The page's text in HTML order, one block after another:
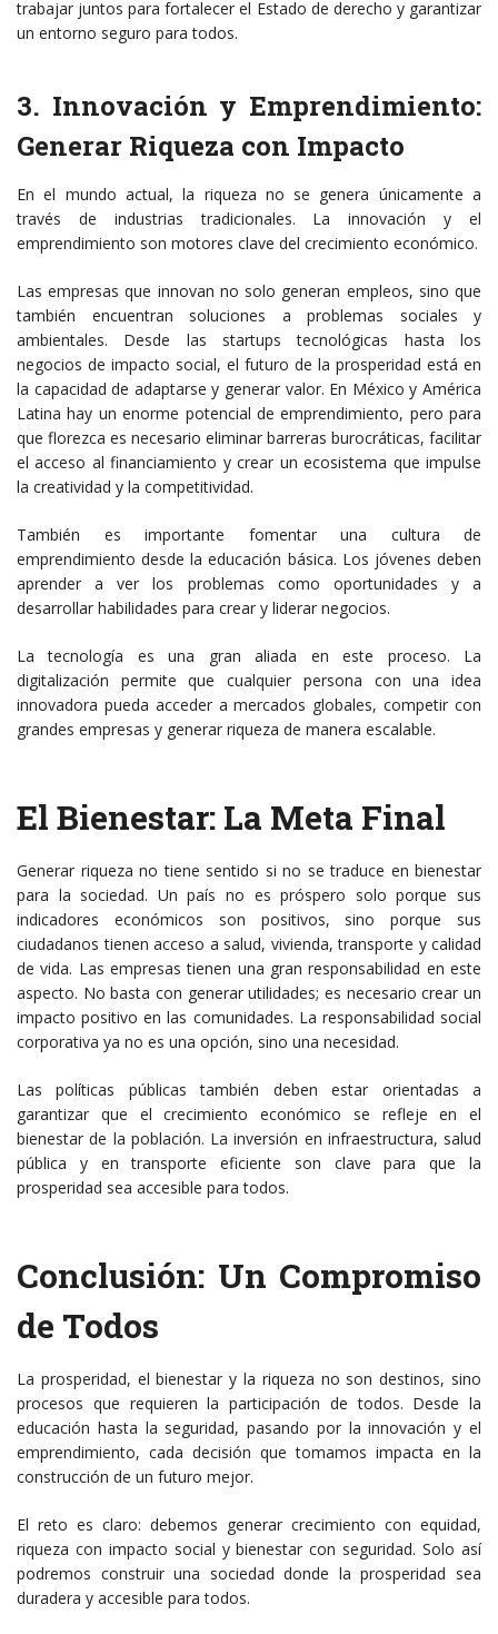
trabajar juntos para fortalecer el Estado de derecho y garantizar
un entorno seguro para todos.
3. Innovación y Emprendimiento:
Generar Riqueza con Impacto
En el mundo actual, la riqueza no se genera únicamente a
través de industrias tradicionales. La innovación y el
emprendimiento son motores clave del crecimiento económico.
Las empresas que innovan no solo generan empleos, sino que
también encuentran soluciones a problemas sociales y
ambientales. Desde las startups tecnológicas hasta los
negocios de impacto social, el futuro de la prosperidad está en
la capacidad de adaptarse y generar valor. En México y América
Latina hay un enorme potencial de emprendimiento, pero para
que florezca es necesario eliminar barreras burocráticas, facilitar
el acceso al financiamiento y crear un ecosistema que impulse
la creatividad y la competitividad.
También es importante fomentar una cultura de
emprendimiento desde la educación básica. Los jóvenes deben
aprender a ver los problemas como oportunidades y a
desarrollar habilidades para crear y liderar negocios.
La tecnología es una gran aliada en este proceso. La
digitalización permite que cualquier persona con una idea
innovadora pueda acceder a mercados globales, competir con
grandes empresas y generar riqueza de manera escalable.
El Bienestar: La Meta Final
Generar riqueza no tiene sentido si no se traduce en bienestar
para la sociedad. Un país no es próspero solo porque sus
indicadores económicos son positivos, sino porque sus
ciudadanos tienen acceso a salud, vivienda, transporte y calidad
de vida. Las empresas tienen una gran responsabilidad en este
aspecto. No basta con generar utilidades; es necesario crear un
impacto positivo en las comunidades. La responsabilidad social
corporativa ya no es una opción, sino una necesidad.
Las políticas públicas también deben estar orientadas a
garantizar que el crecimiento económico se refleje en el
bienestar de la población. La inversión en infraestructura, salud
pública y en transporte eficiente son clave para que la
prosperidad sea accesible para todos.
Conclusión: Un Compromiso
de Todos
La prosperidad, el bienestar y la riqueza no son destinos, sino
procesos que requieren la participación de todos. Desde la
educación hasta la seguridad, pasando por la innovación y el
emprendimiento, cada decisión que tomamos impacta en la
construcción de un futuro mejor.
El reto es claro: debemos generar crecimiento con equidad,
riqueza con impacto social y bienestar con seguridad. Solo así
podremos construir una sociedad donde la prosperidad sea
duradera y accesible para todos.